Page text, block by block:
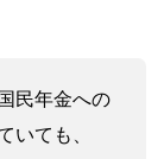
民年金への
いても、